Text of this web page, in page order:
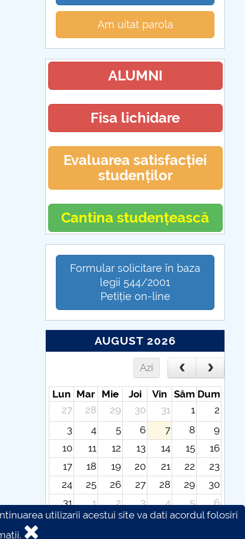
Am uitat parola
ALUMNI
Fisa lichidare
Evaluarea satisfacției
studenților
Cantina studențească
Formular solicitare în baza
legii 544/2001
Petiție on-line
AUGUST 2026
Azi
Lun Mar Mie Joi Vin Sâm Dum
27
28 29 30 31 1
2
3
4 5 6 7 8
9
10
11 12 13 14 15
16
17
18 19 20 21 22
23
24
25 26 27 28 29
30
31
1 2 3 4 5
6
utilizarii acestui site va dati acordul folosiri